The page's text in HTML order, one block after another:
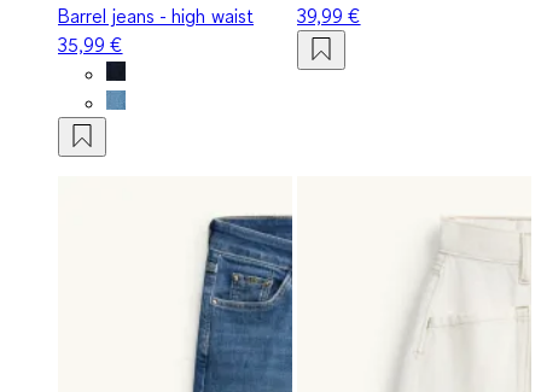
Barrel jeans - high waist
35,99 €
39,99 €